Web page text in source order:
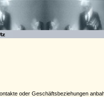
oder Geschäftsbeziehungen